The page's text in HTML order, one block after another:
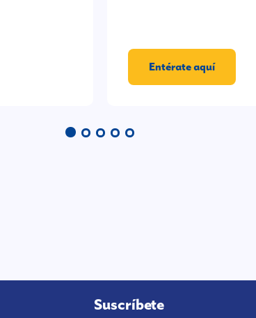
Entérate aquí
Suscríbete